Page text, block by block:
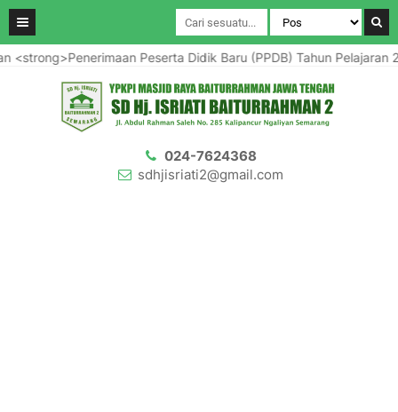
Peserta Didik Baru (PPDB) Tahun Pelajaran
024-7624368
sdhjisriati2@gmail.com